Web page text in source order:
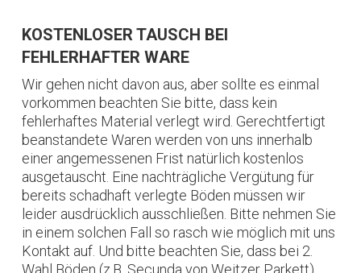
KOSTENLOSER TAUSCH BEI
FEHLERHAFTER WARE
Wir gehen nicht davon aus, aber sollte es einmal
vorkommen beachten Sie bitte, dass kein
fehlerhaftes Material verlegt wird. Gerechtfertigt
beanstandete Waren werden von uns innerhalb
einer angemessenen Frist natürlich kostenlos
ausgetauscht. Eine nachträgliche Vergütung für
bereits schadhaft verlegte Böden müssen wir
leider ausdrücklich ausschließen. Bitte nehmen Sie
in einem solchen Fall so rasch wie möglich mit uns
Kontakt auf. Und bitte beachten Sie, dass bei 2.
Wahl Böden (z.B. Secunda von Weitzer Parkett)